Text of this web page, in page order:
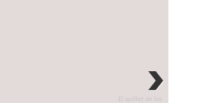
El quillet de los